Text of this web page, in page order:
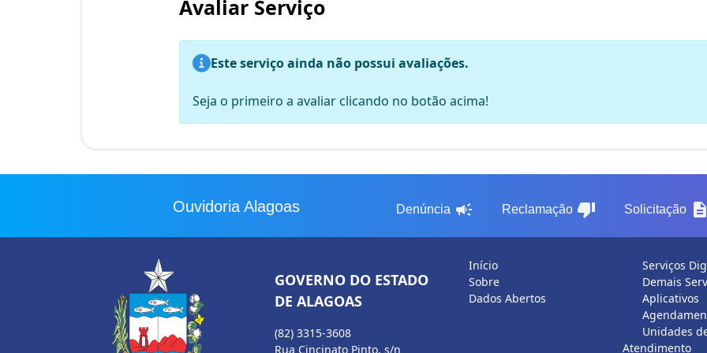
Avaliar Serviço
Este serviço ainda não possui avaliações.
Seja o primeiro a avaliar clicando no botão acima!
Ouvidoria Alagoas Denúncia campaign Reclamação thumb_down Solicitação description
GOVERNO DO ESTADO
DE ALAGOAS
(82) 3315-3608
Rua Cincinato Pinto, s/n
Início
Sobre
Dados Abertos
Serviços
Demais
Aplicativos
Unidades
Atendimento